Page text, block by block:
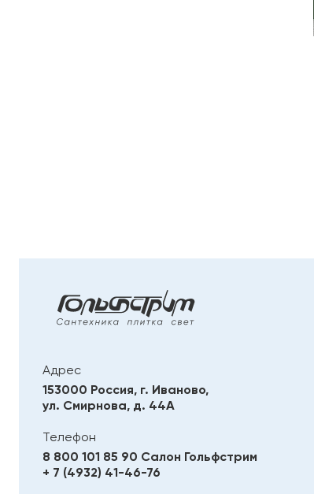
Адрес
153000 Россия, г. Иваново,
ул. Смирнова, д. 44А
Телефон
8 800 101 85 90 Салон Гольфстрим
+ 7 (4932) 41-46-76